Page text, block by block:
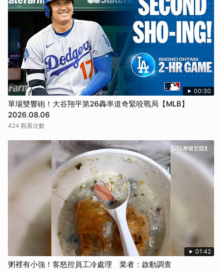
00:30
單場雙響砲！大谷翔平第26轟率道奇緊咬戰局【MLB】
2026.08.06
424 觀看次數
01:42
粥裡有小強！客怒控員工冷處理 業者：啟動調查